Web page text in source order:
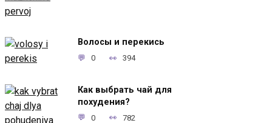
Волосы и перекись
0 394
Как выбрать чай для
похудения?
0 782